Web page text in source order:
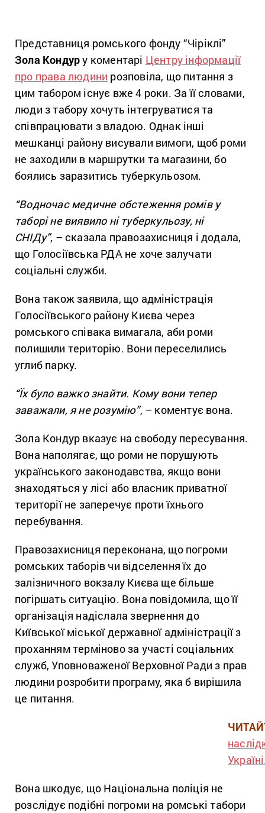
Представниця ромського фонду “Чіріклі”
Зола Кондуру коментарі Центру інформації
про права людини розповіла, що питання з
цим табором існує вже 4 роки. За її словами,
люди з табору хочуть інтегруватися та
співпрацювати з владою. Однак інші
мешканці району висували вимоги, щоб роми
не заходили в маршрутки та магазини, бо
боялись заразитись туберкульозом.
“Водночас медичне обстеження ромів у
таборі не виявило ні туберкульозу, ні
СНІДу”, – сказала правозахисниця і додала,
що Голосіївська РДА не хоче залучати
соціальні служби.
Вона також заявила, що адміністрація
Голосіївського району Києва через
ромського співака вимагала, аби роми
полишили територію. Вони переселились
углиб парку.
“Їх було важко знайти. Кому вони тепер
заважали, я не розумію”, – коментує вона.
Зола Кондур вказує на свободу пересування.
Вона наполягає, що роми не порушують
українського законодавства, якщо вони
знаходяться у лісі або власник приватної
території не заперечує проти їхнього
перебування.
Правозахисниця переконана, що погроми
ромських таборів чи відселення їх до
залізничного вокзалу Києва ще більше
погіршать ситуацію. Вона повідомила, що її
організація надіслала звернення до
Київської міської державної адміністрації з
проханням терміново за участі соціальних
служб, Уповноваженої Верховної Ради з прав
людини розробити програму, яка б вирішила
це питання.
Вона шкодує, що Національна поліція не
розслідує подібні погроми на ромські табори